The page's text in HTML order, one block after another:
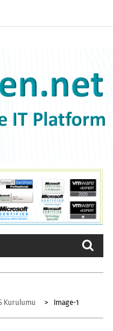
Kurulumu
Image-1